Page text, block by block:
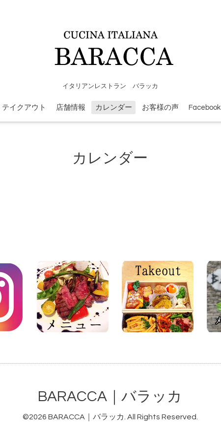
イタリアンレストラン バラッカ
テイクアウト 店舗情報 カレンダー お客様の声 Facebook
カレンダー
BARACCA｜バラッカ
©2026 BARACCA｜バラッカ. All Rights Reserved.